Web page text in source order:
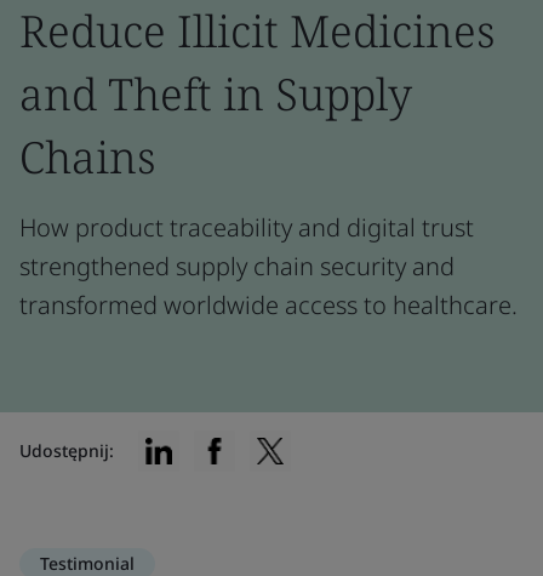
Reduce Illicit Medicines
and Theft in Supply
Chains
How product traceability and digital trust
strengthened supply chain security and
transformed worldwide access to healthcare.
Udostępnij:
Testimonial